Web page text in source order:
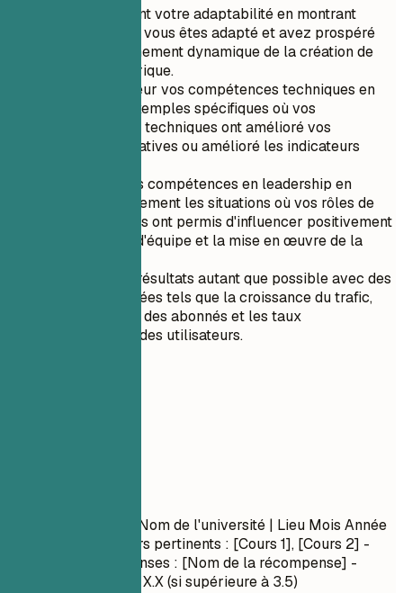
Mettez en avant votre adaptabilité en montrant
comment vous vous êtes adapté et avez prospéré
dans l'environnement dynamique de la création de
contenu numérique.
Mettez en valeur vos compétences techniques en
incluant des exemples spécifiques où vos
connaissances techniques ont amélioré vos
capacités narratives ou amélioré les indicateurs
Démontrez vos compétences en leadership en
décrivant clairement les situations où vos rôles de
leadership vous ont permis d'influencer positivement
la dynamique d'équipe et la mise en œuvre de la
Quantifiez les résultats autant que possible avec des
points de données tels que la croissance du trafic,
l'augmentation des abonnés et les taux
d'engagement des utilisateurs.
| Nom de l'université | Lieu Mois Année
- Cours pertinents : [Cours 1], [Cours 2] -
Mentions/Récompenses : [Nom de la récompense] -
Moyenne générale : X.X (si supérieure à 3.5)